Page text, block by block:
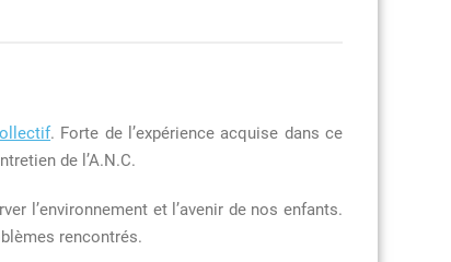
. Forte de l’expérience acquise dans ce
de l’A.N.C.
l’environnement et l’avenir de nos enfants.
rencontrés.